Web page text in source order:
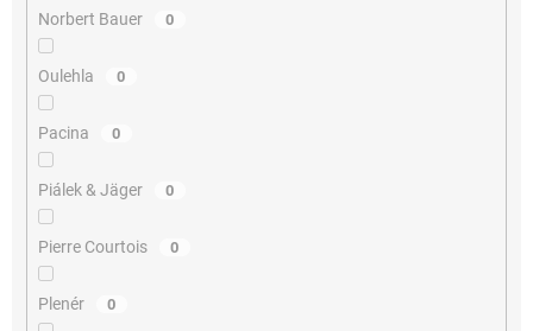
Norbert Bauer 0
Oulehla 0
Pacina 0
Piálek & Jäger 0
Pierre Courtois 0
Plenér 0